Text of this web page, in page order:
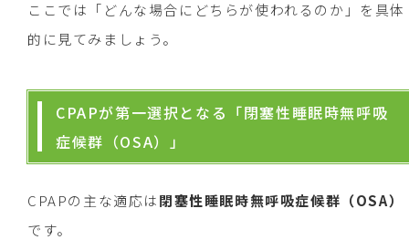
ここでは「どんな場合にどちらが使われるのか」を具体
的に見てみましょう。
CPAPが第一選択となる「閉塞性睡眠時無呼吸
症候群（OSA）」
CPAPの主な適応は閉塞性睡眠時無呼吸症候群（OSA）
です。